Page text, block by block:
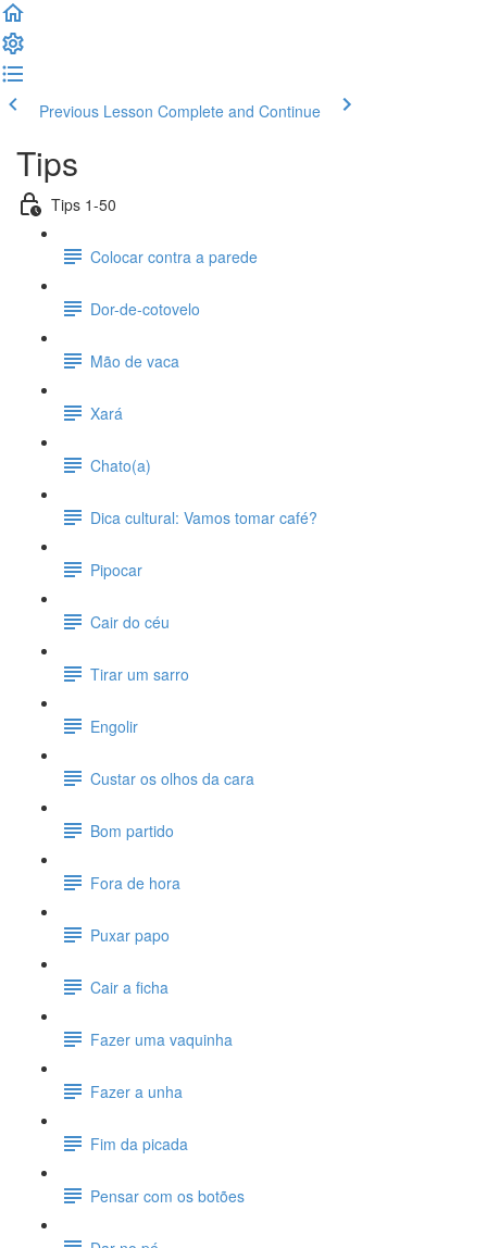
Previous Lesson Complete and Continue
Tips
Tips 1-50
Colocar contra a parede
Dor-de-cotovelo
Mão de vaca
Xará
Chato(a)
Dica cultural: Vamos tomar café?
Pipocar
Cair do céu
Tirar um sarro
Engolir
Custar os olhos da cara
Bom partido
Fora de hora
Puxar papo
Cair a ficha
Fazer uma vaquinha
Fazer a unha
Fim da picada
Pensar com os botões